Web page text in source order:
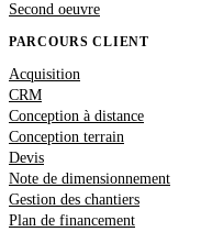
Second oeuvre
PARCOURS CLIENT
Acquisition
CRM
Conception à distance
Conception terrain
Devis
Note de dimensionnement
Gestion des chantiers
Plan de financement